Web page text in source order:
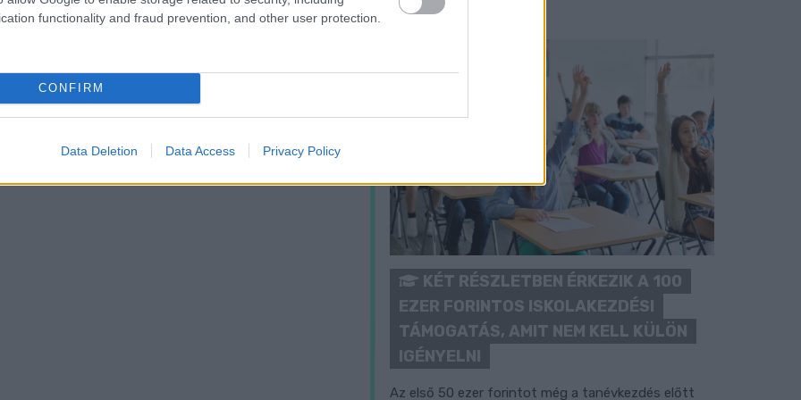
functionality and fraud prevention, and other user protection.
CONFIRM
Data Deletion Data Access Privacy Policy
KÉT RÉSZLETBEN ÉRKEZIK A 100
EZER FORINTOS ISKOLAKEZDÉSI
TÁMOGATÁS, AMIT NEM KELL KÜLÖN
IGÉNYELNI
Az első 50 ezer forintot még a tanévkezdés előtt